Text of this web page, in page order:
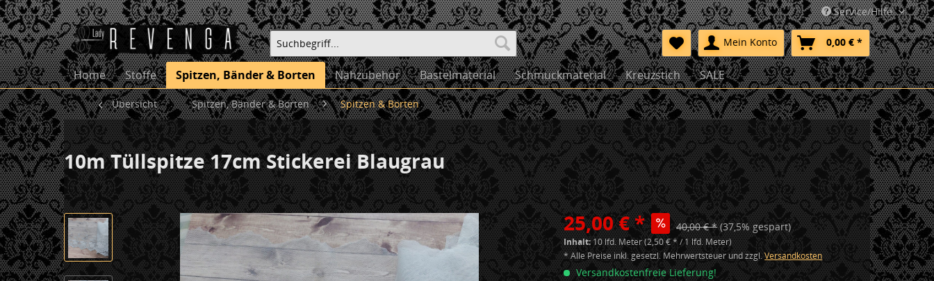
Service/Hilfe
Mein Konto 0,00 € *
Home Stoffe Spitzen, Bänder & Borten Nähzubehör Bastelmaterial Schmuckmaterial Kreuzstich SALE
Übersicht Spitzen, Bänder & Borten Spitzen & Borten
10m Tüllspitze 17cm Stickerei Blaugrau
25,00 € * 40,00 € * (37,5% gespart)
Inhalt:10 lfd. Meter (2,50 € * / 1 lfd. Meter)
* Alle Preise inkl. gesetzl. Mehrwertsteuer und zzgl.Versandkosten
Versandkostenfreie Lieferung!